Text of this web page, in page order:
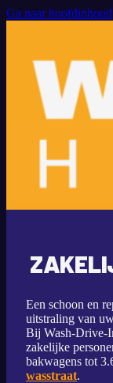
Ga naar hoofdinhoud
Een schoon en
uitstraling van
Bij Wash-Drive-
zakelijke
bakwagens tot
wasstraat.